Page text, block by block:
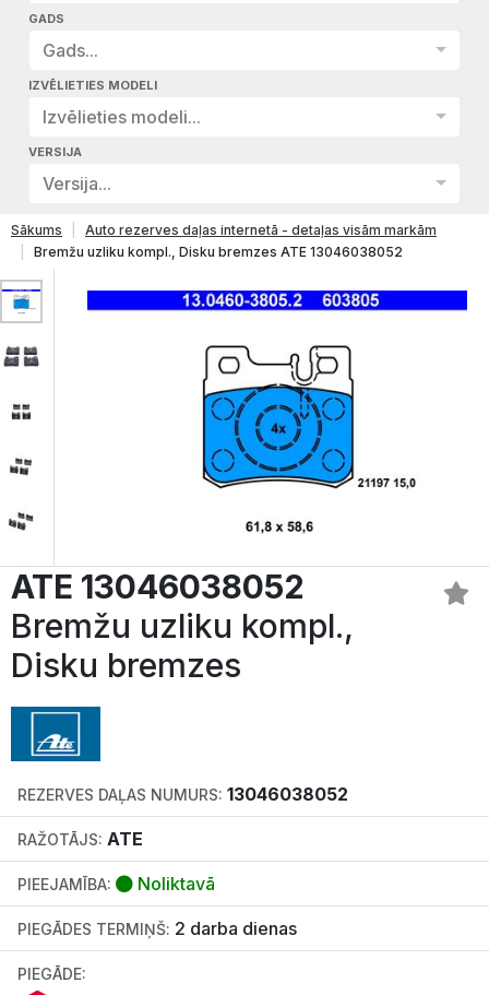
GADS
Gads...
IZVĒLIETIES MODELI
Izvēlieties modeli...
VERSIJA
Versija...
Sākums
Auto rezerves daļas internetā - detaļas visām markām
Bremžu uzliku kompl., Disku bremzes ATE 13046038052
ATE 13046038052
Bremžu uzliku kompl.,
Disku bremzes
REZERVES DAĻAS NUMURS: 13046038052
RAŽOTĀJS: ATE
PIEEJAMĪBA: Noliktavā
PIEGĀDES TERMIŅŠ: 2 darba dienas
PIEGĀDE: